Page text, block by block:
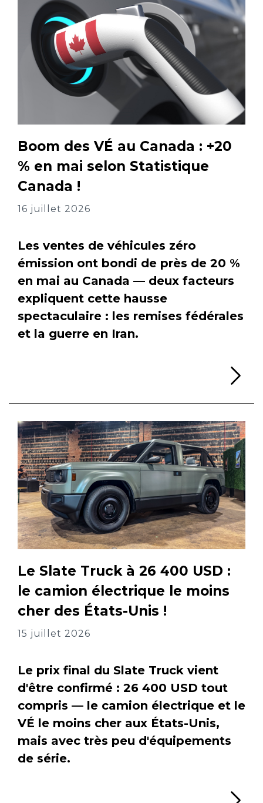
Boom des VÉ au Canada : +20
% en mai selon Statistique
Canada !
16 juillet 2026
Les ventes de véhicules zéro
émission ont bondi de près de 20 %
en mai au Canada — deux facteurs
expliquent cette hausse
spectaculaire : les remises fédérales
et la guerre en Iran.
Le Slate Truck à 26 400 USD :
le camion électrique le moins
cher des États-Unis !
15 juillet 2026
Le prix final du Slate Truck vient
d'être confirmé : 26 400 USD tout
compris — le camion électrique et le
VÉ le moins cher aux États-Unis,
mais avec très peu d'équipements
de série.